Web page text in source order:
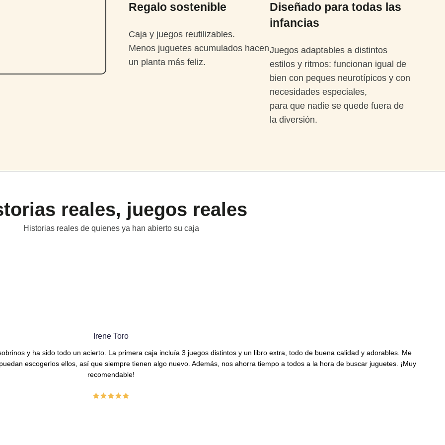
Regalo sostenible
Caja y juegos reutilizables.
Menos juguetes acumulados hacen
un planta más feliz.
Diseñado para todas las
infancias
Juegos adaptables a distintos
estilos y ritmos: funcionan igual de
bien con peques neurotípicos y con
necesidades especiales,
para que nadie se quede fuera de
la diversión.
reales, juegos reales
Historias reales de quienes ya han abierto su caja
Irene Toro
y ha sido todo un acierto. La primera caja incluía 3 juegos distintos y un libro extra, todo de buena calidad y adorables. Me
escogerlos ellos, así que siempre tienen algo nuevo. Además, nos ahorra tiempo a todos a la hora de buscar juguetes. ¡Muy
recomendable!